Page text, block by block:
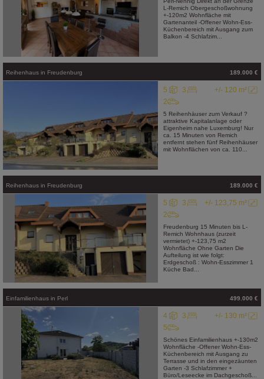
L-Remich Obergeschoßwohnung
+-120m2 Wohnfläche mit
Gartenanteil -Offener Wohn-Ess-
Küchenbereich mit Ausgang zum
Balkon -4 Schlafzim...
Reihenhaus in Freudenburg 189.000 €
+/- 120 m²
5
3
2
5 Reihenhäuser zum Verkauf ?
attraktive Kapitalanlage oder
Eigenheim nahe Luxemburg! Nur
ca. 15 Minuten von Remich
entfernt stehen fünf Reihenhäuser
mit Wohnflächen von ca. 110...
Reihenhaus in Freudenburg 189.000 €
+/- 123,75 m²
5
3
2
Freudenburg 15 Minuten bis L-
Remich Wohnhaus (zurzeit
vermietet) +-123,75 m2
Wohnfläche Ohne Garten Die
Aufteilung ist wie folgt:
Erdgeschoß : Wohn-Esszimmer 1
Küche Bad...
Einfamilienhaus in Perl 499.000 €
+/- 130 m²
4
3
5
Schönes Einfamilienhaus +-130m2
Wohnfläche -Offener Wohn-Ess-
Küchenbereich mit Ausgang zu
Terrasse und in den eingezäunten
Garten -3 Schlafzimmer +
Büro/Leseecke im Dachgeschoß...